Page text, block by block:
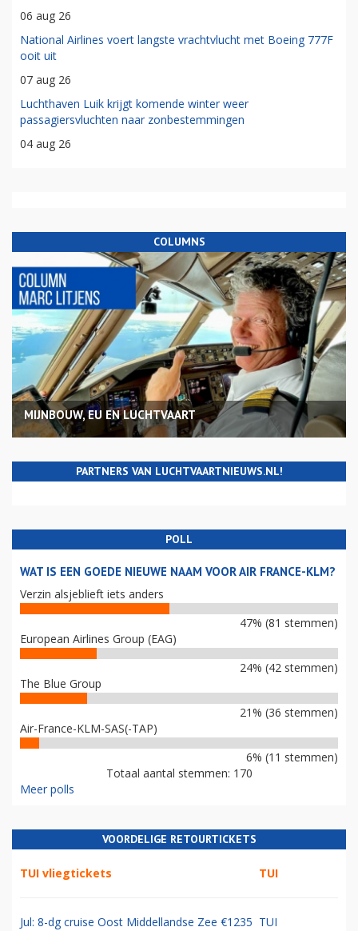
06 aug 26
National Airlines voert langste vrachtvlucht met Boeing 777F
ooit uit
07 aug 26
Luchthaven Luik krijgt komende winter weer
passagiersvluchten naar zonbestemmingen
04 aug 26
COLUMNS
MIJNBOUW, EU EN LUCHTVAART
PARTNERS VAN LUCHTVAARTNIEUWS.NL!
POLL
WAT IS EEN GOEDE NIEUWE NAAM VOOR AIR FRANCE-KLM?
Verzin alsjeblieft iets anders
47% (81 stemmen)
European Airlines Group (EAG)
24% (42 stemmen)
The Blue Group
21% (36 stemmen)
Air-France-KLM-SAS(-TAP)
6% (11 stemmen)
Totaal aantal stemmen: 170
Meer polls
VOORDELIGE RETOURTICKETS
TUI vliegtickets TUI
Jul: 8-dg cruise Oost Middellandse Zee €1235 TUI